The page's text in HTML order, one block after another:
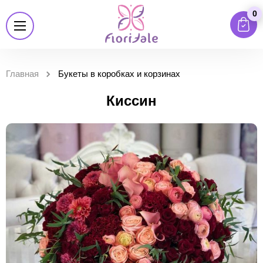
0
Главная Букеты в коробках и корзинах
Киссин